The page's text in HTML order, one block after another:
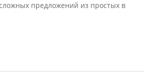
предложений из простых в